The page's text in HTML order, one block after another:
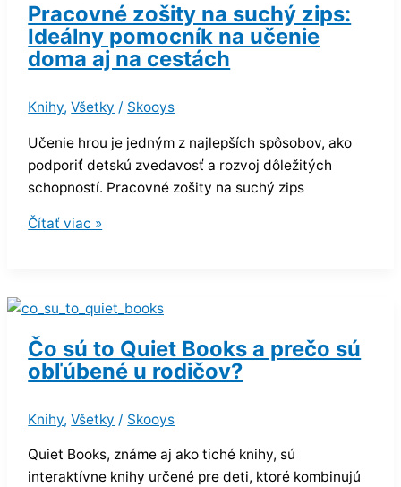
Pracovné zošity na suchý zips:
Ideálny pomocník na učenie
doma aj na cestách
Knihy,Všetky / Skooys
Učenie hrou je jedným z najlepších spôsobov, ako
podporiť detskú zvedavosť a rozvoj dôležitých
schopností. Pracovné zošity na suchý zips
Čítať viac »
Čo sú to Quiet Books a prečo sú
obľúbené u rodičov?
Knihy,Všetky / Skooys
Quiet Books, známe aj ako tiché knihy, sú
interaktívne knihy určené pre deti, ktoré kombinujú